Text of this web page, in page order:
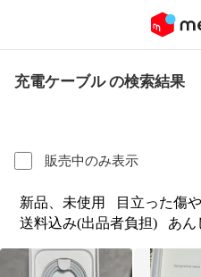
充電ケーブル の検索結果
販売中のみ表示
新品、未使用 目立った傷
送料込み(出品者負担)
あん